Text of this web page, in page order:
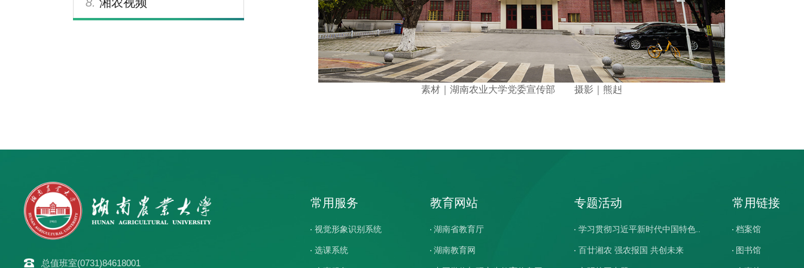
素材｜湖南农业大学党委宣传部 摄影｜熊赳
总值班室(0731)84618001
常用服务
视觉形象识别系统
选课系统
教育网站
湖南省教育厅
湖南教育网
专题活动
学习贯彻习近平新时代中国特色..
百廿湘农 强农报国 共创未来
常用链接
档案馆
图书馆